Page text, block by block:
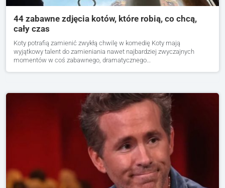
44 zabawne zdjęcia kotów, które robią, co chcą,
cały czas
Koty potrafią zamienić zwykłą chwilę w komedię Koty mają
wyjątkowy talent do zamieniania nawet najbardziej zwyczajnych
momentów w coś zabawnego, dramatycznego…